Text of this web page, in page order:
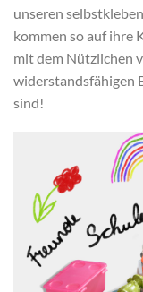
unseren
kommen so auf ihre
mit dem Nützlichen
widerstandsfähigen
sind!